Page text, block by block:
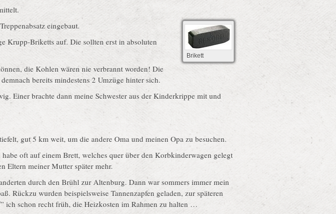
Brikett
eingebaut.
Krupp-Briketts auf. Die sollten erst in absoluten
die Kohlen wären nie verbrannt worden! Die
bereits mindestens 2 Umzüge hinter sich.
Einer brachte dann meine Schwester aus der Kinderkrippe mit und
gut 5 km weit, um die andere Oma und meinen Opa zu besuchen.
oft auf einem Brett, welches quer über den Korbkinderwagen gelegt
Eltern meiner Mutter später mehr.
durch den Brühl zur Altenburg. Dann war sommers immer mein
Rückzu wurden beispielsweise Tannenzapfen geladen, zur späteren
ich schon recht früh, die Heizkosten im Rahmen zu halten …